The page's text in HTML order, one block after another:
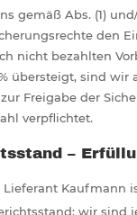
gemäß Abs. (1)
den
nicht bezahlten
übersteigt, sind wir
Freigabe der
verpflichtet.
–
Lieferant Kaufmann
wir sind